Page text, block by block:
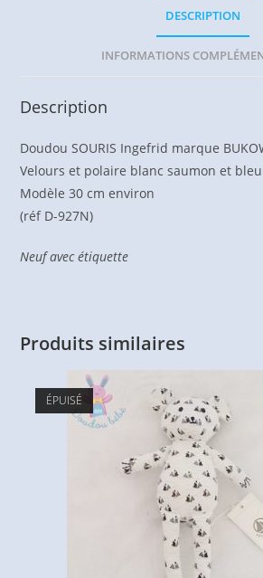
DESCRIPTION
INFORMATIONS
Description
Doudou SOURIS Ingefrid marque
Velours et polaire blanc saumon et bleu
Modèle 30 cm environ
(réf D-927N)
Neuf avec étiquette
Produits similaires
ÉPUISÉ